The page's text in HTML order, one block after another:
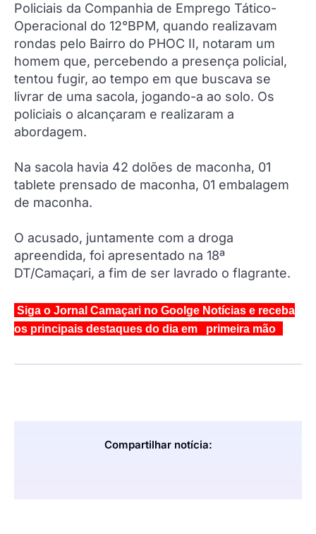
Policiais da Companhia de Emprego Tático-
Operacional do 12°BPM, quando realizavam
rondas pelo Bairro do PHOC II, notaram um
homem que, percebendo a presença policial,
tentou fugir, ao tempo em que buscava se
livrar de uma sacola, jogando-a ao solo. Os
policiais o alcançaram e realizaram a
abordagem.
Na sacola havia 42 dolões de maconha, 01
tablete prensado de maconha, 01 embalagem
de maconha.
O acusado, juntamente com a droga
apreendida, foi apresentado na 18ª
DT/Camaçari, a fim de ser lavrado o flagrante.
Siga o Jornal Camaçari no Goolge Notícias e receba
os principais destaques do dia em primeira mão
Compartilhar notícia: